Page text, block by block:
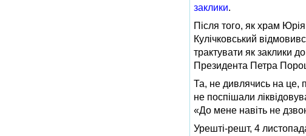
заклики.
Після того, як храм
Кулічковський
трактувати як заклики
Президента Петра
Та, не дивлячись на це,
не поспішали
«До мене навіть не
Урешті-решт, 4